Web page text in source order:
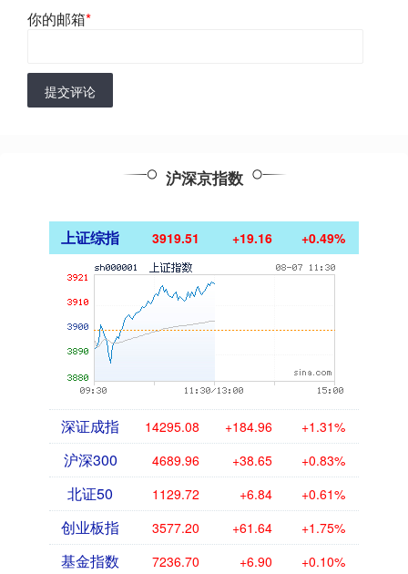
你的邮箱*
提交评论
沪深京指数
上证综指 3919.51 +19.16 +0.49%
深证成指 14295.08 +184.96 +1.31%
沪深300 4689.96 +38.65 +0.83%
北证50 1129.72 +6.84 +0.61%
创业板指 3577.20 +61.64 +1.75%
基金指数 7236.70 +6.90 +0.10%